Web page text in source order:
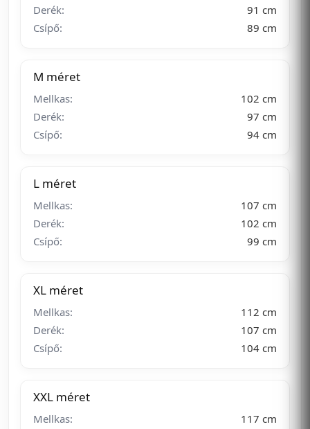
Derék:
91 cm
Csípő:
89 cm
M méret
Mellkas:
102 cm
Derék:
97 cm
Csípő:
94 cm
L méret
Mellkas:
107 cm
Derék:
102 cm
Csípő:
99 cm
XL méret
Mellkas:
112 cm
Derék:
107 cm
Csípő:
104 cm
XXL méret
Mellkas:
117 cm